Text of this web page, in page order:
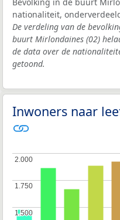
Bevolking in de buurt
nationaliteit,
De verdeling van de
buurt Mirlondaines (02)
de data over de
getoond.
Inwoners naar
1.500
1.500
1.750
1.750
2.000
2.000